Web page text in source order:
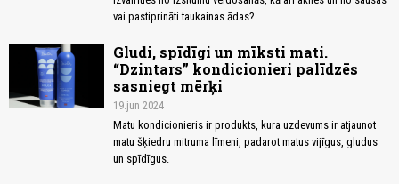
vai pastiprināti taukainas ādas?
Gludi, spīdīgi un mīksti mati.
“Dzintars” kondicionieri palīdzēs
sasniegt mērķi
19.jun 2024
Matu kondicionieris ir produkts, kura uzdevums ir atjaunot
matu šķiedru mitruma līmeni, padarot matus vijīgus, gludus
un spīdīgus.